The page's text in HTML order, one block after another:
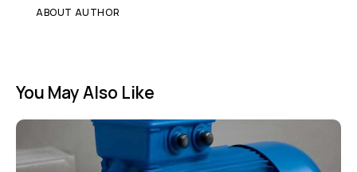
ABOUT AUTHOR
You May Also Like